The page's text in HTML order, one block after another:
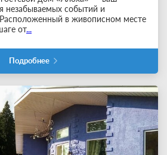
незабываемых событий и
в живописном месте
от...
Подробнее